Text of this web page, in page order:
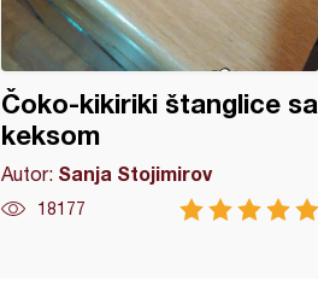
Čoko-kikiriki štanglice sa
keksom
Autor: Sanja Stojimirov
18177